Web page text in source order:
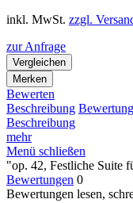
inkl. MwSt. zzgl.
zur Anfrage
Vergleichen
Merken
Bewerten
Beschreibung
Beschreibung
mehr
Menü schließen
"op. 42, Festliche Suite
Bewertungen 0
Bewertungen lesen,